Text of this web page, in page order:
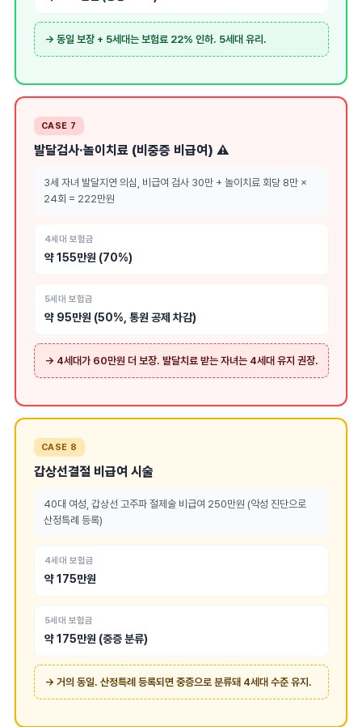
→ 동일 보장 + 5세대는 보험료 22% 인하. 5세대 유리.
CASE 7
발달검사·놀이치료 (비중증 비급여) ⚠️
3세 자녀 발달지연 의심, 비급여 검사 30만 + 놀이치료 회당 8만 ×
24회 = 222만원
4세대 보험금
약 155만원 (70%)
5세대 보험금
약 95만원 (50%, 통원 공제 차감)
→ 4세대가 60만원 더 보장. 발달치료 받는 자녀는 4세대 유지 권장.
CASE 8
갑상선결절 비급여 시술
40대 여성, 갑상선 고주파 절제술 비급여 250만원 (악성 진단으로
산정특례 등록)
4세대 보험금
약 175만원
5세대 보험금
약 175만원 (중증 분류)
→ 거의 동일. 산정특례 등록되면 중증으로 분류돼 4세대 수준 유지.